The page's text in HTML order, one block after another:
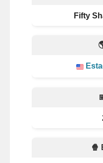
Fifty
🍿